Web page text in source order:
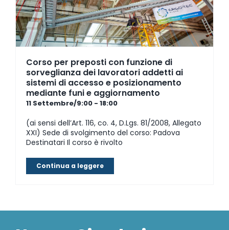
Corso per preposti con funzione di
sorveglianza dei lavoratori addetti ai
sistemi di accesso e posizionamento
mediante funi e aggiornamento
11 Settembre/9:00- 18:00
(ai sensi dell’Art. 116, co. 4, D.Lgs. 81/2008, Allegato
XXI) Sede di svolgimento del corso: Padova
Destinatari Il corso è rivolto
Continua a leggere